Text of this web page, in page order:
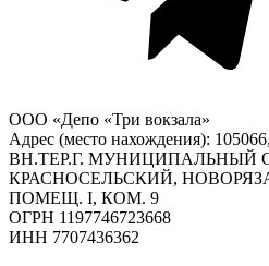
ООО «Депо «Три вокзала»
Адрес (место нахождения):
ВН.ТЕР.Г. МУНИЦИПАЛЬНЫЙ
КРАСНОСЕЛЬСКИЙ,
ПОМЕЩ. I, КОМ. 9
ОГРН 1197746723668
ИНН 7707436362